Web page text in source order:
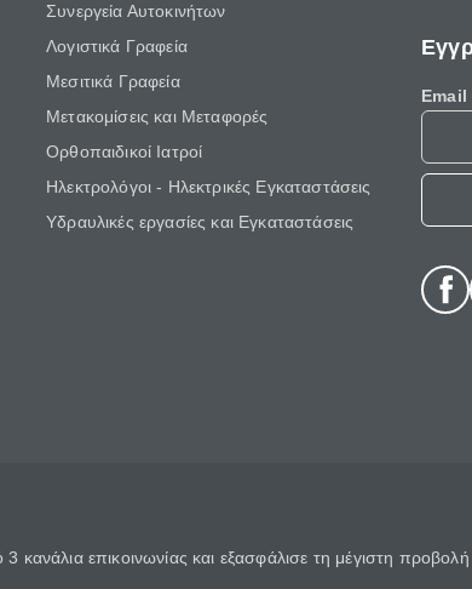
Συνεργεία Αυτοκινήτων
Λογιστικά Γραφεία
Μεσιτικά Γραφεία
Μετακομίσεις και Μεταφορές
Ορθοπαιδικοί Ιατροί
Ηλεκτρολόγοι - Ηλεκτρικές Εγκαταστάσεις
Υδραυλικές εργασίες και Εγκαταστάσεις
Email
επικοινωνίας και εξασφάλισε τη μέγιστη